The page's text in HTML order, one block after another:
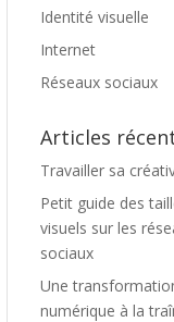
Identité visuelle
Internet
Réseaux sociaux
Articles
Travailler sa
Petit guide des
visuels sur les
sociaux
Une
numérique à la